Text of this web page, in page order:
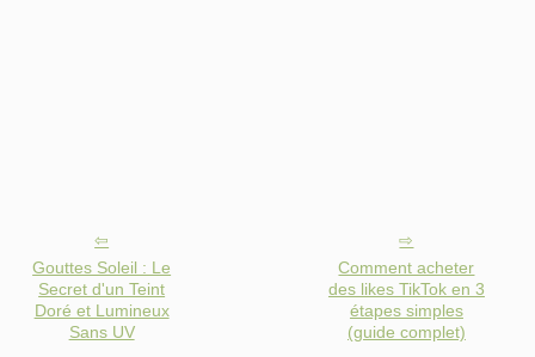
Gouttes Soleil : Le
Secret d'un Teint
Doré et Lumineux
Sans UV
Comment acheter
des likes TikTok en 3
étapes simples
(guide complet)